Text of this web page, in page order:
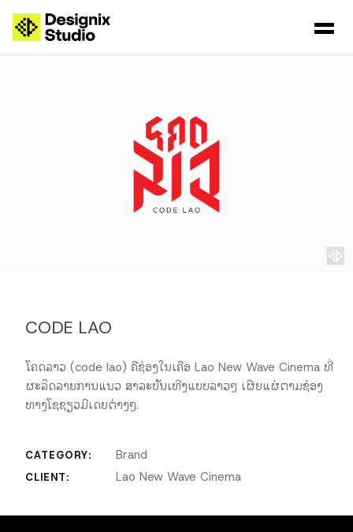
CODE LAO
ໂຄດລາວ (code lao) ຄືຊ່ອງໃນເຄືອ Lao New Wave Cinema ທີ່
ຜະລິດລາຍການແນວ ສາລະບັນເທີງແບບລາວໆ ເຜີຍແຜ່ຕາມຊ່ອງ
ທາງໂຊຊຽວມີເດຍຕ່າງໆ.
CATEGORY: Brand
CLIENT: Lao New Wave Cinema